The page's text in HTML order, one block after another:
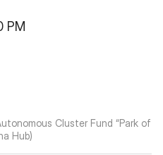
PM
Cluster Fund “Park of
Hub)